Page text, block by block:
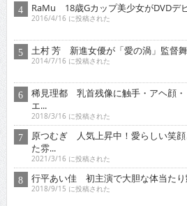
RaMu 18歳Gカップ美少女がDVDデ
2016/4/16 に投稿された
土村 芳 新進女優が「愛の渦」監督
2014/7/16 に投稿された
稀見理都 乳首残像に触手・アヘ顔
エ...
2018/3/16 に投稿された
原つむぎ 人気上昇中！愛らしい笑顔
た雰...
2021/3/16 に投稿された
行平あい佳 初主演で大胆な体当た
2018/9/15 に投稿された